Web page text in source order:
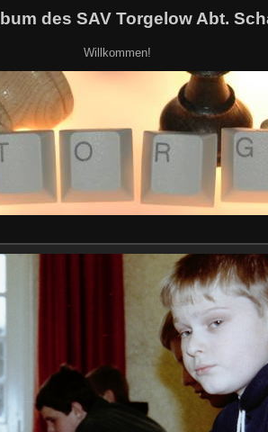
des SAV Torgelow Abt.
Willkommen!